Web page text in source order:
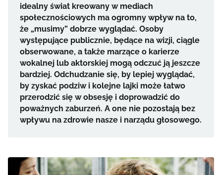
idealny świat kreowany w mediach
społecznościowych ma ogromny wpływ na to,
że „musimy” dobrze wyglądać. Osoby
występujące publicznie, będące na wizji, ciągle
obserwowane, a także marzące o karierze
wokalnej lub aktorskiej mogą odczuć ją jeszcze
bardziej. Odchudzanie się, by lepiej wyglądać,
by zyskać podziw i kolejne lajki może łatwo
przerodzić się w obsesję i doprowadzić do
poważnych zaburzeń. A one nie pozostają bez
wpływu na zdrowie nasze i narządu głosowego.